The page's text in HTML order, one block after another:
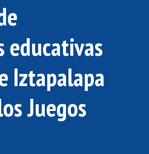
educativas
Iztapalapa
Juegos